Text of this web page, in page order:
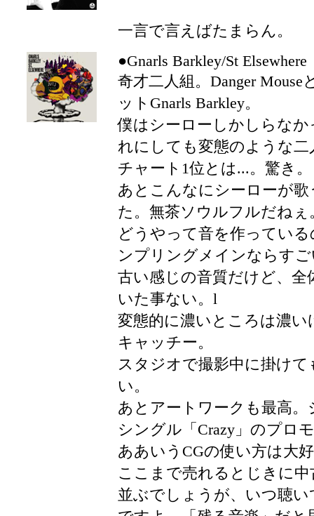
一言で言えばたまらん。
●Gnarls Barkley/St Elsewhere
奇才二人組。Danger
ットGnarls Barkley。
僕はシーローしかしらな
れにしても変態のような二
チャート1位とは...。驚き
あとこんなにシーローが
た。無茶ソウルフルだねぇ
どうやって音を作ってい
ンプリングメインならす
古い感じの音質だけど、
いた事ない。l
変態的に濃いところは濃
キャッチー。
スタジオで撮影中に掛け
い。
あとアートワークも最高
シングル「Crazy」のプロ
ああいうCGの使い方は大
ここまで売れるとじきに中
並ぶでしょうが、いつ聴